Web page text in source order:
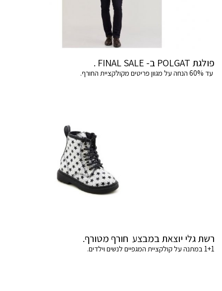
פולגת POLGAT ב- FINAL SALE .
עד 60% הנחה על מגוון פריטים מקולקציית החורף.
רשת גלי יוצאת במבצע חורף מטורף.
1+1 במתנה על קולקציית המגפיים לנשים וילדים.